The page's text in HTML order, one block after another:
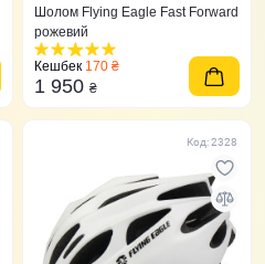
Шолом Flying Eagle Fast Forward
рожевий
Кешбек 170 ₴
1 950 ₴
Код: 2328